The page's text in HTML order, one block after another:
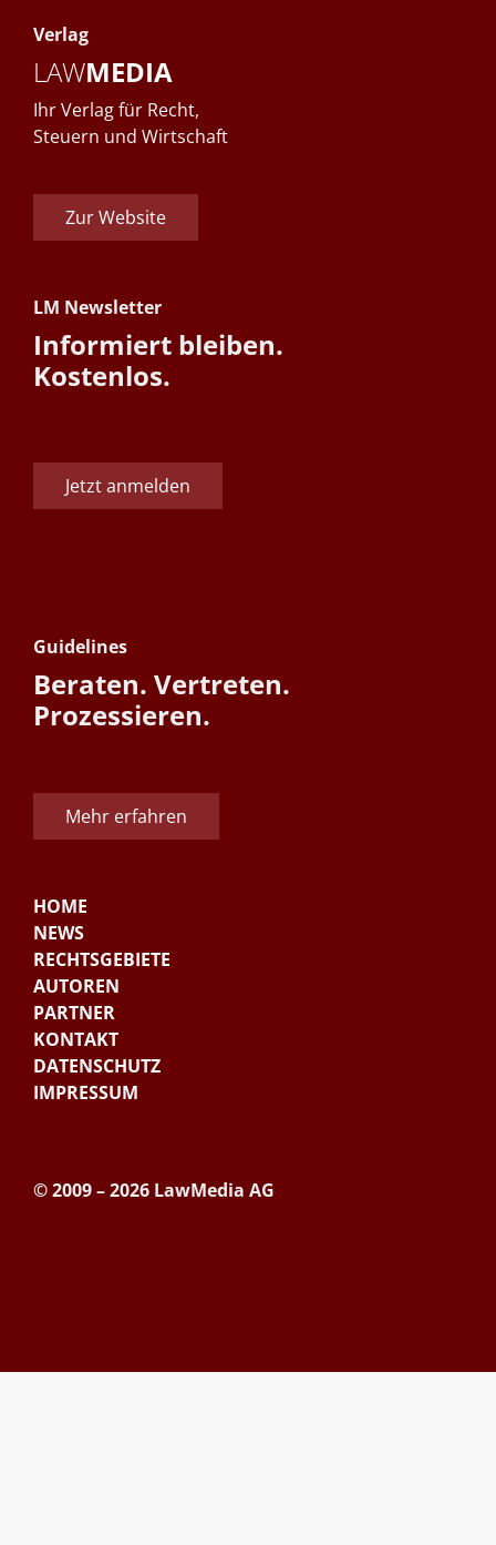
Verlag
LAWMEDIA
Ihr Verlag für Recht,
Steuern und Wirtschaft
Zur Website
LM Newsletter
Informiert bleiben.
Kostenlos.
Jetzt anmelden
Guidelines
Beraten. Vertreten.
Prozessieren.
Mehr erfahren
HOME
NEWS
RECHTSGEBIETE
AUTOREN
PARTNER
KONTAKT
DATENSCHUTZ
IMPRESSUM
© 2009 – 2026 LawMedia AG